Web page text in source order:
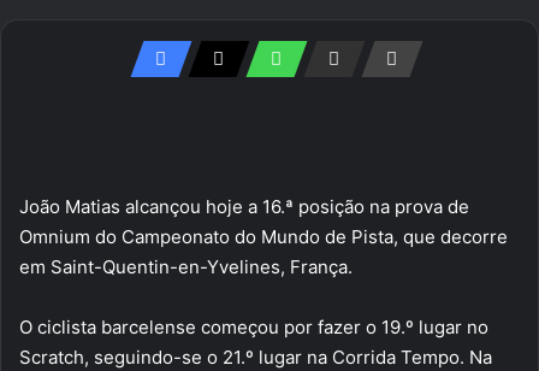
João Matias alcançou hoje a 16.ª posição na prova de
Omnium do Campeonato do Mundo de Pista, que decorre
em Saint-Quentin-en-Yvelines, França.
O ciclista barcelense começou por fazer o 19.º lugar no
Scratch, seguindo-se o 21.º lugar na Corrida Tempo. Na